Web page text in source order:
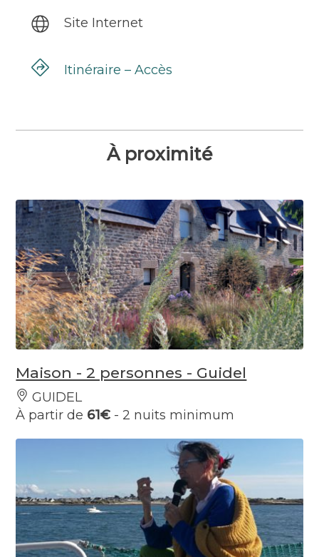
Site Internet
Itinéraire – Accès
À proximité
Maison - 2 personnes - Guidel
GUIDEL
À partir de 61€ - 2 nuits minimum